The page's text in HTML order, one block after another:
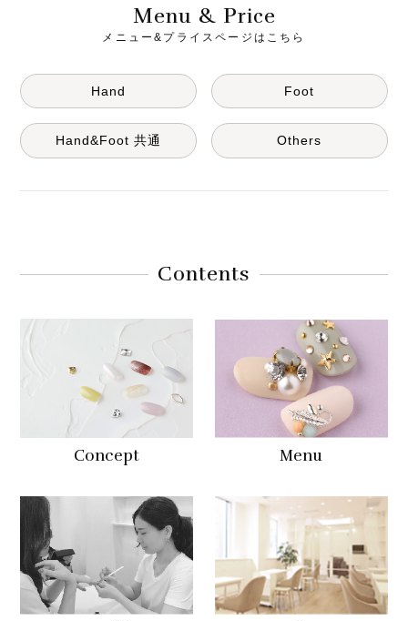
Menu & Price
メニュー&プライスページはこちら
Hand Foot
Hand&Foot 共通 Others
Contents
Concept Menu